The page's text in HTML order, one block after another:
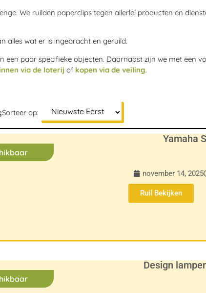
We ruilden paperclips tegen allerlei producten en
alles wat er is ingebracht en geruild.
een paar specifieke objecten. Daarnaast zijn we met een
via de loterij of kopen via de veiling.
Sorteer op:
Yamaha
november 14, 2025
Ruil Bekijken
Design